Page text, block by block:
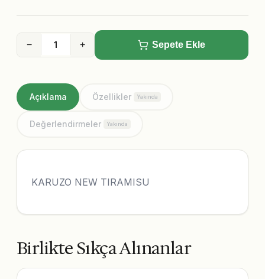
− + Sepete Ekle
Açıklama Özellikler Yakında
Değerlendirmeler Yakında
KARUZO NEW TIRAMISU
Birlikte Sıkça Alınanlar